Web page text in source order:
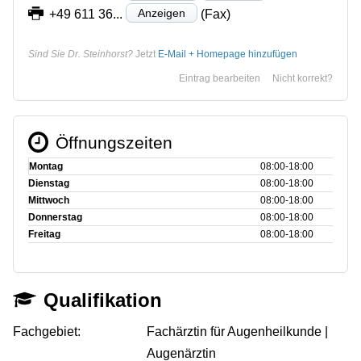
+49 611 36... Anzeigen (Fax)
Sind Sie Dr. Steinhorst? Jetzt E-Mail + Homepage hinzufügen
Nicht korrekt?
Eintrag bearbeiten
Öffnungszeiten
Montag
08:00‑18:00
Dienstag
08:00‑18:00
Mittwoch
08:00‑18:00
Donnerstag
08:00‑18:00
Freitag
08:00‑18:00
Qualifikation
Fachgebiet:
Fachärztin für Augenheilkunde |
Augenärztin